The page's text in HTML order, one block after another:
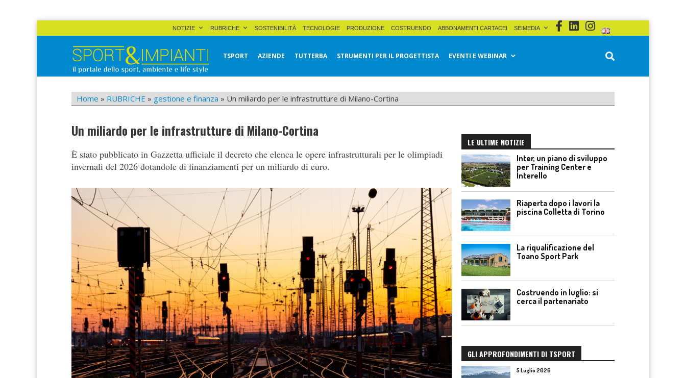
NOTIZIE RUBRICHE SOSTENIBILITÀ TECNOLOGIE PRODUZIONE COSTRUENDO ABBONAMENTI CARTACEI SEIMEDIA
Sport&Impianti
TSPORT AZIENDE TUTTERBA STRUMENTI PER IL PROGETTISTA EVENTI E WEBINAR
Home » RUBRICHE » gestione e finanza » Un miliardo per le infrastrutture di Milano-Cortina
Un miliardo per le infrastrutture di Milano-Cortina
È stato pubblicato in Gazzetta ufficiale il decreto che elenca le opere infrastrutturali per le olimpiadi
invernali del 2026 dotandole di finanziamenti per un miliardo di euro.
LE ULTIME NOTIZIE
Inter, un piano di sviluppo
per Training Center e
Interello
Riaperta dopo i lavori la
piscina Colletta di Torino
La riqualificazione del
Toano Sport Park
Costruendo in luglio: si
cerca il partenariato
GLI APPROFONDIMENTI DI TSPORT
5 Luglio 2026